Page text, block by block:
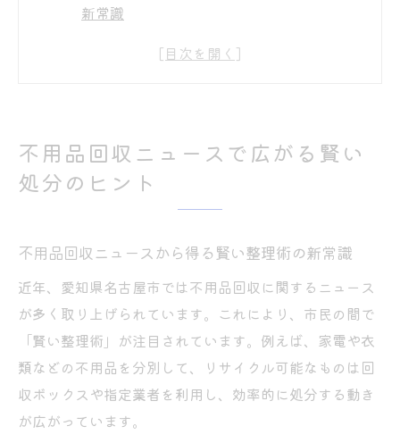
新常識
不用品回収の最新動向と安心処分のポイン
不用品回収で迷わないための業者選びのコ
ツ
家電・粗大ごみの処分に役立つ不用品回収
情報
家電や衣類も安心できる不用品回収の実例
紹介
不用品回収の新制度と正しい利用方法を解
不用品回収ニュースで広がる賢い
処分のヒント
不用品回収ニュースから得る賢い整理術の新常識
近年、愛知県名古屋市では不用品回収に関するニュース
が多く取り上げられています。これにより、市民の間で
「賢い整理術」が注目されています。例えば、家電や衣
類などの不用品を分別して、リサイクル可能なものは回
収ボックスや指定業者を利用し、効率的に処分する動き
が広がっています。